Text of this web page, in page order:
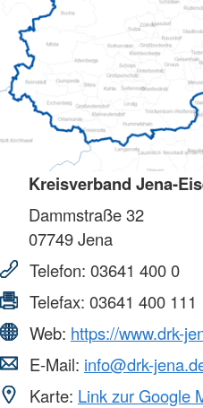
Kreisverband Jena-
Dammstraße 32
07749Jena
Telefon: 03641 400 0
Telefax: 03641 400 111
Web: https://www.drk-
E-Mail: info@drk-
Karte: Link zur Google